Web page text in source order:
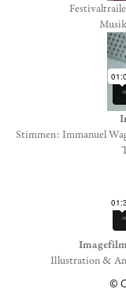
Stimmen: Immanuel
Illustration &
©